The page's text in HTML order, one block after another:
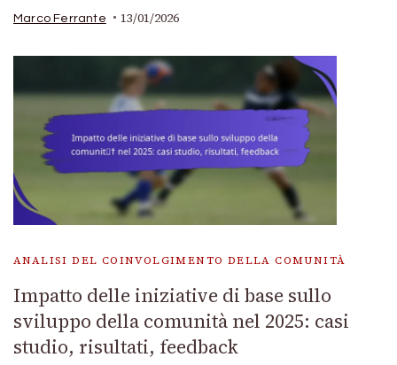
Marco Ferrante 13/01/2026
ANALISI DEL COINVOLGIMENTO DELLA COMUNITÀ
Impatto delle iniziative di base sullo
sviluppo della comunità nel 2025: casi
studio, risultati, feedback